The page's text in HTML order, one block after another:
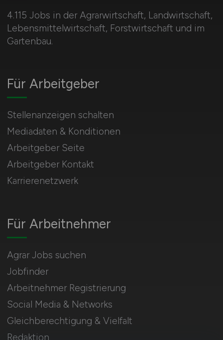
4.115 Jobs in der Agrarwirtschaft, Landwirtschaft,
Lebensmittelwirtschaft, Forstwirtschaft und im
Gartenbau.
Für Arbeitnehmer
Agrar Jobs suchen
Jobfinder
Arbeitnehmer Registrierung
Social Media & Networks
Gleichberechtigung & Vielfalt
Redaktion
Für Arbeitgeber
Stellenanzeigen schalten
Mediadaten & Konditionen
Arbeitgeber Seite
Arbeitgeber Kontakt
Karrierenetzwerk